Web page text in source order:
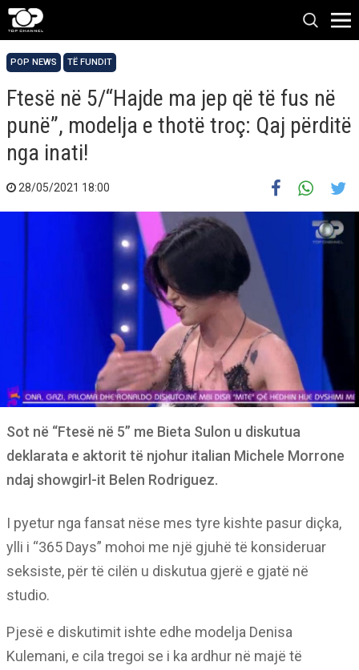
POP NEWS TË FUNDIT
Ftesë në 5/“Hajde ma jep që të fus në
punë”, modelja e thotë troç: Qaj përditë
nga inati!
28/05/2021 18:00
Sot në “Ftesë në 5” me Bieta Sulon u diskutua
deklarata e aktorit të njohur italian Michele Morrone
ndaj showgirl-it Belen Rodriguez.
I pyetur nga fansat nëse mes tyre kishte pasur diçka,
ylli i “365 Days” mohoi me një gjuhë të konsideruar
seksiste, për të cilën u diskutua gjerë e gjatë në
studio.
Pjesë e diskutimit ishte edhe modelja Denisa
Kulemani, e cila tregoi se i ka ardhur në majë të